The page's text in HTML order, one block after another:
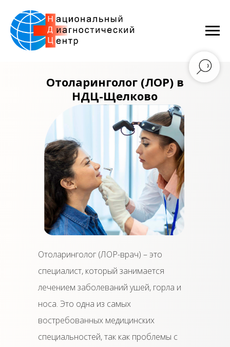
Отоларинголог (ЛОР) в
НДЦ-Щелково
Отоларинголог (ЛОР-врач) – это
специалист, который занимается
лечением заболеваний ушей, горла и
носа. Это одна из самых
востребованных медицинских
специальностей, так как проблемы с